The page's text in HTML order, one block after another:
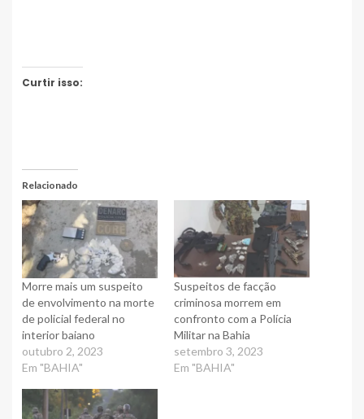
Curtir isso:
Relacionado
Morre mais um suspeito
de envolvimento na morte
de policial federal no
interior baiano
outubro 2, 2023
Em "BAHIA"
Suspeitos de facção
criminosa morrem em
confronto com a Polícia
Militar na Bahia
setembro 3, 2023
Em "BAHIA"